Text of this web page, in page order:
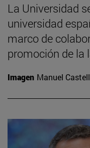
La Universidad
universidad
marco de
promoción de la
Imagen Manuel